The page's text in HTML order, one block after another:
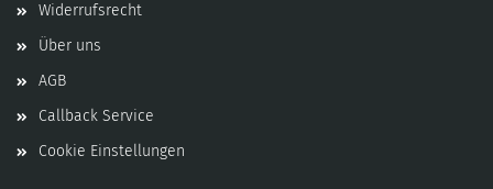
Widerrufsrecht
Über uns
AGB
Callback Service
Cookie Einstellungen